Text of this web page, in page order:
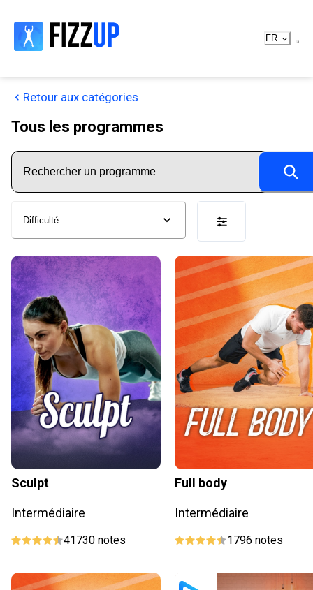
FR
Retour aux catégories
Tous les programmes
Difficulté
Sculpt
Intermédiaire
41730 notes
Full body
Intermédiaire
1796 notes